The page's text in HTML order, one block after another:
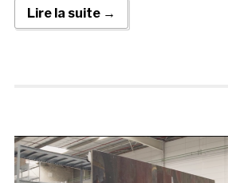
Lire la suite →